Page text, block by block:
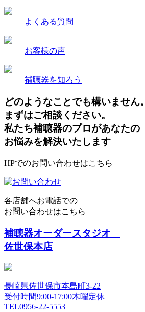
よくある質問
お客様の声
補聴器を知ろう
どのようなことでも構いません。
まずはご相談ください。
私たち補聴器のプロがあなたの
お悩みを解決いたします
HPでのお問い合わせはこちら
各店舗へお電話での
お問い合わせはこちら
補聴器オーダースタジオ
佐世保本店
長崎県佐世保市本島町3-22
受付時間9:00-17:00木曜定休
TEL0956-22-5553